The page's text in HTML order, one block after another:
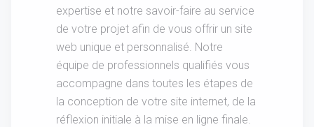
expertise et notre savoir-faire au service
de votre projet afin de vous offrir un site
web unique et personnalisé. Notre
équipe de professionnels qualifiés vous
accompagne dans toutes les étapes de
la conception de votre site internet, de la
réflexion initiale à la mise en ligne finale.